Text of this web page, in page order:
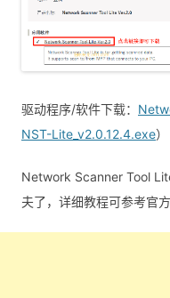
驱动程序/软件下载：
NST-Lite_v2.0.12.4.exe）
Network Scanner Tool
夫了，详细教程可参考官方